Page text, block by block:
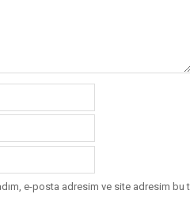
e-posta adresim ve site adresim bu